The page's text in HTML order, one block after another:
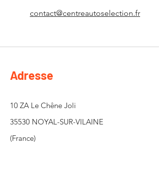
contact@centreautoselection.fr
Adresse
10 ZA Le Chêne Joli
35530 NOYAL-SUR-VILAINE
(France)